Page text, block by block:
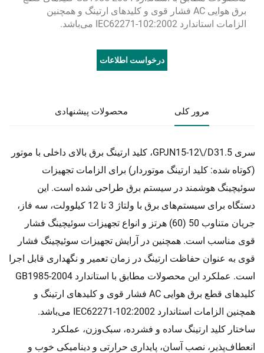
برق هوایی AC فشار قوی و کلیدهای ارتینگ و همچنین
الزامات استاندارد IEC62271-102:2002 می‌باشد.
درخواست اطلاعات
مرور کلی محصولات پیشنهادی
سری GPJN15-12\/D31.5، کلید ارتینگ برق بالای داخلی با موتور
(کوتاه شده: کلید ارتینگ موتوردار) برای الزامات تجهیزات
سوئیچینگ هوشمند در سیستم برق طراحی شده است. این
دستگاه برای سیستم‌های برق با ولتاژ 3 تا 12 کیلوولت، سه فاز،
جریان متناوب 50 (60) هرتز و انواع تجهیزات سوئیچینگ فشار
قوی مناسب است. همچنین در آرایش تجهیزات سوئیچینگ فشار
قوی به عنوان حفاظت ارتینگ در زمان تعمیر و نگهداری قابل اجرا
است. عملکرد این محصولات مطابق با استاندارد GB1985-2004
کلیدهای قطع برق هوایی AC فشار قوی و کلیدهای ارتینگ و
همچنین الزامات استاندارد IEC62271-102:2002 می‌باشد.
ساختار کلید ارتینگ ساده و فشرده، سبک‌وزن، عملکرد
انعطاف‌پذیر، نصب آسان، پایداری حرارتی و دینامیکی خوب و